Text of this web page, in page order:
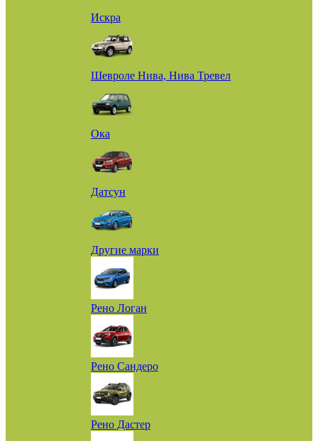
Искра
Шевроле Нива, Нива Тревел
Ока
Датсун
Другие марки
Рено Логан
Рено Сандеро
Рено Дастер